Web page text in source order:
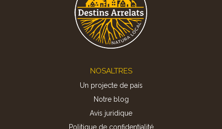
NOSALTRES
Un projecte de país
Notre blog
Avis juridique
Politique de confidentialité